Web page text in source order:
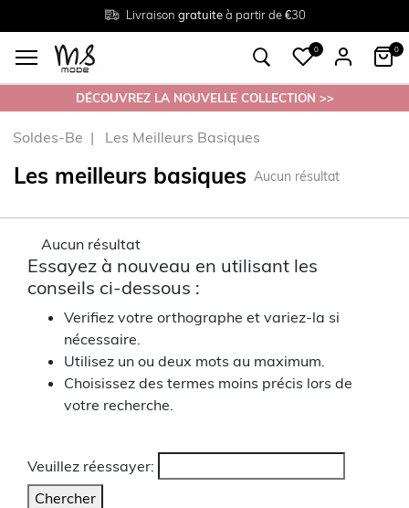
Livraison gratuiteà partir de €30
Tailles du38 au 54
Retourgratuit en magasin
0 0
DÉCOUVREZ LA NOUVELLE COLLECTION >>
Soldes-Be Les Meilleurs Basiques
Les meilleurs basiques Aucun résultat
Aucun résultat
Essayez à nouveau en utilisant les
conseils ci-dessous :
Verifiez votre orthographe et variez-la si
nécessaire.
Utilisez un ou deux mots au maximum.
Choisissez des termes moins précis lors de
votre recherche.
Veuillez réessayer:
Chercher